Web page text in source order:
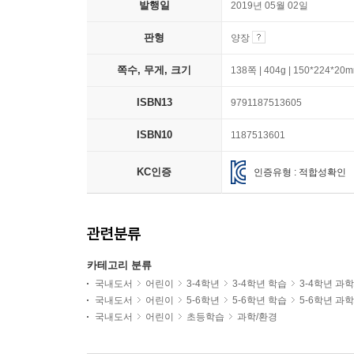
발행일 2019년 05월 02일
판형 양장
쪽수, 무게, 크기 138쪽 | 404g |
ISBN13 9791187513605
ISBN10 1187513601
KC인증 인증유형 : 적합성확인
관련분류
카테고리 분류
국내도서 어린이 3-4학년 3-4학년 학습
3-4학년 과
국내도서
어린이 5-6학년 5-6학년 학습
5-6학년 과
국내도서
어린이 초등학습 과학/환경